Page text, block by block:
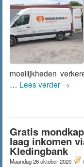
moeilijkheden
… Lees verder →
Gratis
laag inkomen
Kledingbank
Maandag 26 oktober 2020